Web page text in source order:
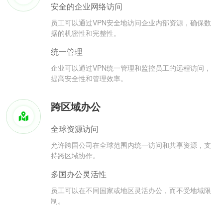
安全的企业网络访问
员工可以通过VPN安全地访问企业内部资源，确保数
据的机密性和完整性。
统一管理
企业可以通过VPN统一管理和监控员工的远程访问，
提高安全性和管理效率。
跨区域办公
全球资源访问
允许跨国公司在全球范围内统一访问和共享资源，支
持跨区域协作。
多国办公灵活性
员工可以在不同国家或地区灵活办公，而不受地域限
制。